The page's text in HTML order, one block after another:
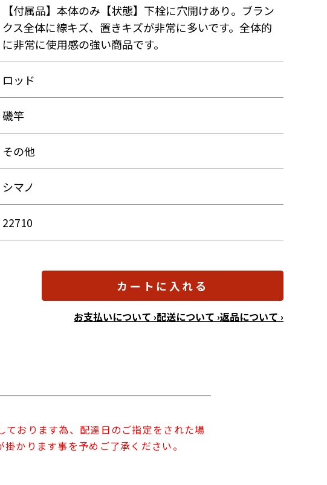
【付属品】本体のみ【状態】下栓に穴開けあり。ブラン
クス全体に線キズ、置きキズが非常に多いです。全体的
に非常に使用感の強い商品です。
ロッド
磯竿
その他
シマノ
22710
カートに入れる
お支払いについて ›配送について ›返品について ›
おります為、配達日のご指定をされた場
かります事を予めご了承ください。